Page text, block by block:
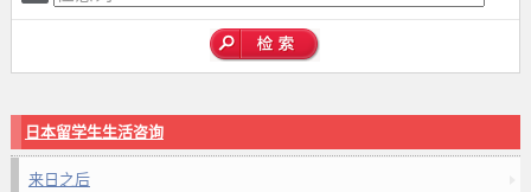
日本留学生生活咨询
来日之后